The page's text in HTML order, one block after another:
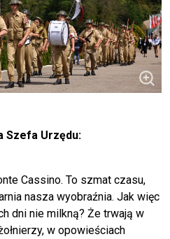
Szefa Urzędu:
Cassino. To szmat czasu,
nasza wyobraźnia. Jak więc
dni nie milkną? Że trwają w
w opowieściach